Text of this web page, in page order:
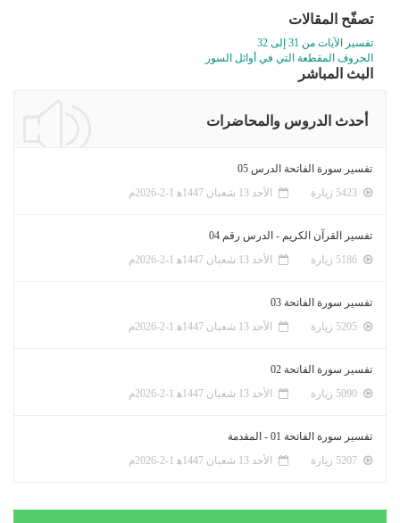
تصفّح المقالات
تفسير الآيات من 31 إلى 32
الحروف المقطعة التي في أوائل السور
البث المباشر
أحدث الدروس والمحاضرات
تفسير سورة الفاتحة الدرس 05
الأحد 13 شعبان 1447ﻫ 1-2-2026م
تفسير القرآن الكريم - الدرس رقم 04
الأحد 13 شعبان 1447ﻫ 1-2-2026م
تفسير سورة الفاتحة 03
الأحد 13 شعبان 1447ﻫ 1-2-2026م
تفسير سورة الفاتحة 02
الأحد 13 شعبان 1447ﻫ 1-2-2026م
تفسير سورة الفاتحة 01 - المقدمة
الأحد 13 شعبان 1447ﻫ 1-2-2026م